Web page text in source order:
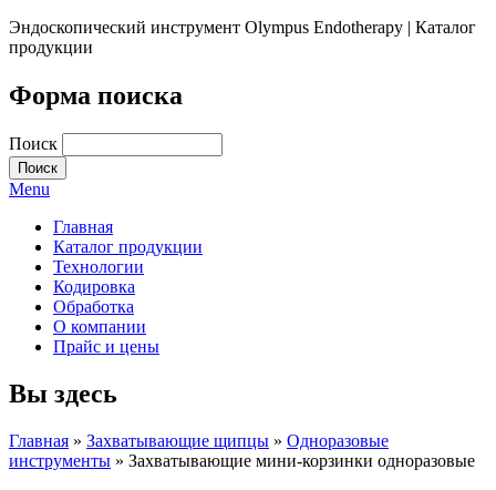
Эндоскопический инструмент Olympus Endotherapy | Каталог
продукции
Форма поиска
Поиск
Menu
Главная
Каталог продукции
Технологии
Кодировка
Обработка
О компании
Прайс и цены
Вы здесь
Главная » Захватывающие щипцы » Одноразовые
инструменты » Захватывающие мини-корзинки одноразовые